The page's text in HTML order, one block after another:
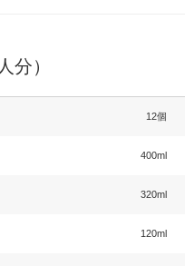
分）
12個
400ml
320ml
120ml